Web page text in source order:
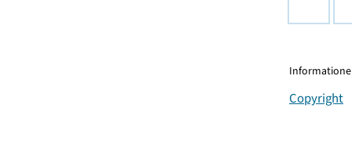
Copyright